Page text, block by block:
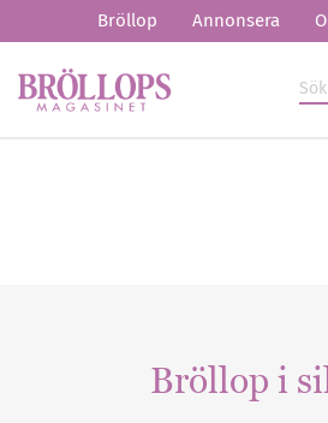
Bröllop Annonsera
Bröllop i